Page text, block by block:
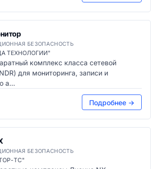
БЕЗОПАСНОСТЬ
ТЕХНОЛОГИИ"
комплекс класса сетевой
для мониторинга, записи и
а...
Подробнее →
БЕЗОПАСНОСТЬ
ТС"